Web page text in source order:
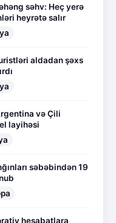
səhv: Heç yerə
heyrətə salır
aldadan şəxs
və Çili
layihəsi
səbəbindən 19
hesabatlara